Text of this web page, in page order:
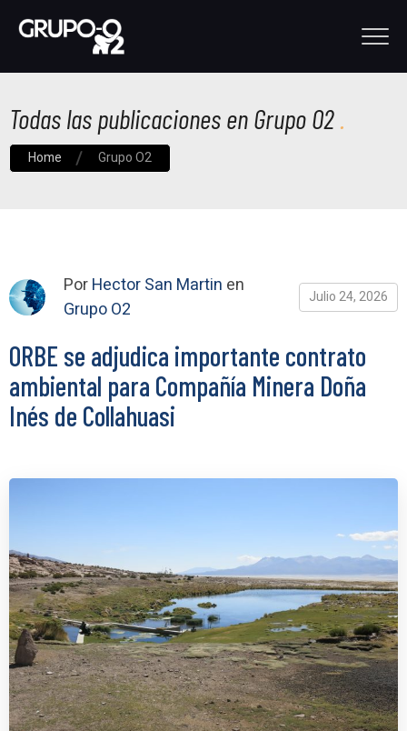
Todas las publicaciones en Grupo O2
Home Grupo O2
PorHector San Martin en
Grupo O2
Julio 24, 2026
ORBE se adjudica importante contrato
ambiental para Compañía Minera Doña
Inés de Collahuasi